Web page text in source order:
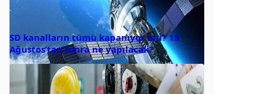
SD kanalların tümü kapanıyor mu? 15
Ağustos’tan sonra ne yapılacak?